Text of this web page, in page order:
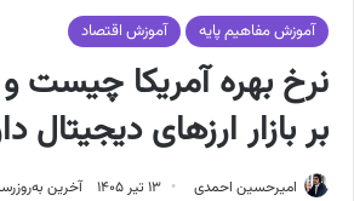
آموزش مفاهیم پایه آموزش اقتصاد
نرخ بهره آمریکا چیست
بر بازار ارزهای دیجیتال
امیرحسین احمدی ۱۳ تیر ۱۴۰۵ آخرین به‌روزرسانی: ۱۳